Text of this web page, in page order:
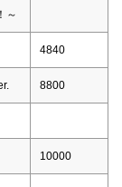
～
4840
8800
10000